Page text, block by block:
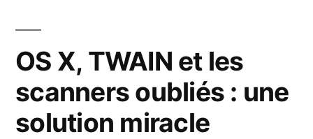
OS X, TWAIN et les
scanners oubliés : une
solution miracle